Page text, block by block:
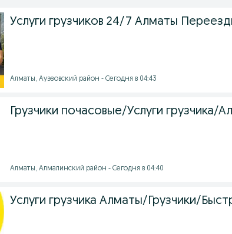
Услуги грузчиков 24/7 Алматы
Алматы, Ауэзовский район - Сегодня в 04:43
Грузчики почасовые/Услуги грузчика/
Алматы, Алмалинский район - Сегодня в 04:40
Услуги грузчика Алматы/Грузчики/